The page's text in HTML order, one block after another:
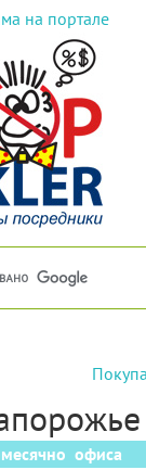
на портале
офиса